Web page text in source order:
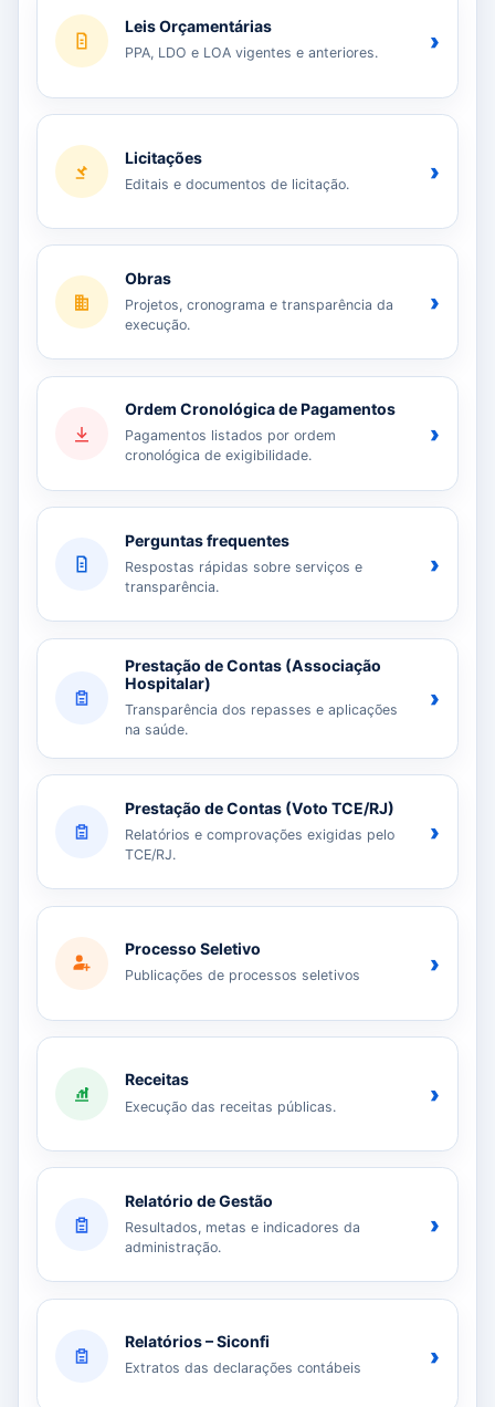
Leis Orçamentárias
PPA, LDO e LOA vigentes e anteriores. ›
Licitações
Editais e documentos de licitação. ›
Obras
Projetos, cronograma e transparência da
execução.
›
Ordem Cronológica de Pagamentos
Pagamentos listados por ordem
cronológica de exigibilidade.
›
Perguntas frequentes
Respostas rápidas sobre serviços e
transparência.
›
Prestação de Contas (Associação
Hospitalar)
Transparência dos repasses e aplicações
na saúde.
›
Prestação de Contas (Voto TCE/RJ)
Relatórios e comprovações exigidas pelo
TCE/RJ.
›
Processo Seletivo
Publicações de processos seletivos ›
Receitas
Execução das receitas públicas. ›
Relatório de Gestão
Resultados, metas e indicadores da
administração.
›
Relatórios – Siconfi
Extratos das declarações contábeis ›